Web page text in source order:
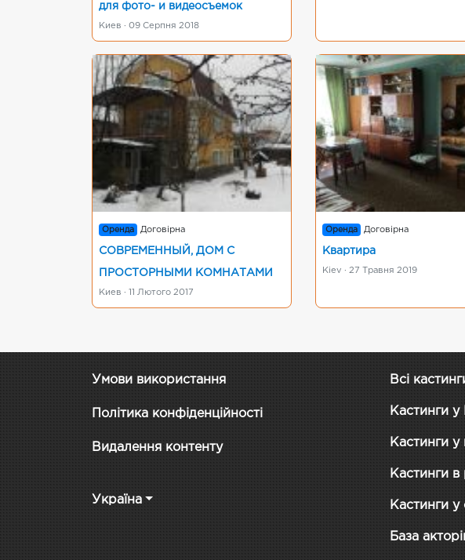
для фото- и видеосъемок
Киев · 09 Серпня 2018
Оренда Договірна
СОВРЕМЕННЫЙ, ДОМ С
ПРОСТОРНЫМИ КОМНАТАМИ
Киев · 11 Лютого 2017
Оренда Договірна
Квартира
Kiev · 27 Травня 2019
Умови використання
Політика конфіденційності
Видалення контенту
Україна
Всі
Кастинги у
Кастинги у
Кастинги в
Кастинги у
База